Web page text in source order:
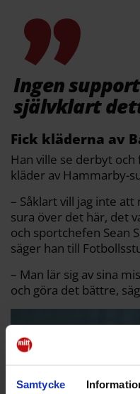
Samtycke
Ingen
självklart
Fick kläderna av
Han ville se derbyt
kläder av Hammarby-
– Såklart vill jag inte
sura över det här, det
och sportchefen Sean
säger han till
– Man lär sig av sina
och göra det bättre,